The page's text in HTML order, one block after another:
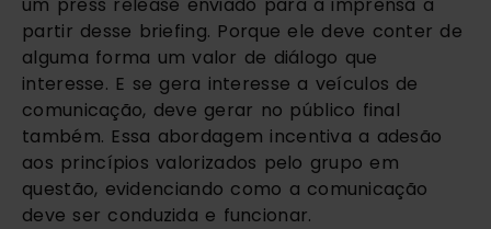
partir desse briefing. Porque ele deve conter de
alguma forma um valor de diálogo que
interesse. E se gera interesse a veículos de
comunicação, deve gerar no público final
também. Essa abordagem incentiva a adesão
aos princípios valorizados pelo grupo em
questão, evidenciando como a comunicação
deve ser conduzida e funcionar.